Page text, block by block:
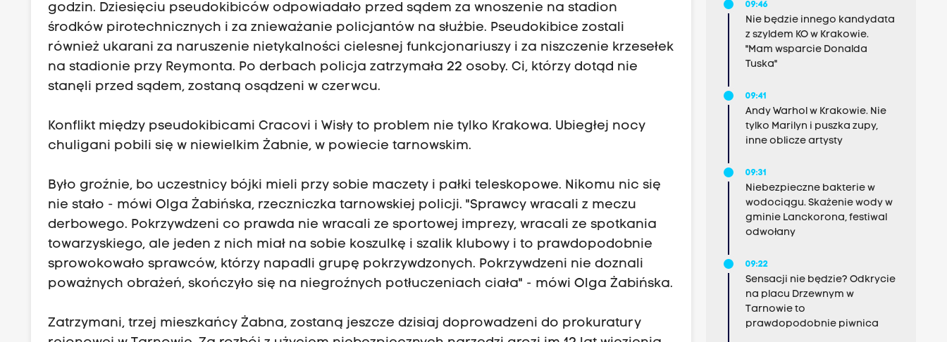
godzin. Dziesięciu pseudokibiców odpowiadało przed sądem za wnoszenie na stadion
środków pirotechnicznych i za znieważanie policjantów na służbie. Pseudokibice zostali
również ukarani za naruszenie nietykalności cielesnej funkcjonariuszy i za niszczenie krzesełek
na stadionie przy Reymonta. Po derbach policja zatrzymała 22 osoby. Ci, którzy dotąd nie
stanęli przed sądem, zostaną osądzeni w czerwcu.
Konflikt między pseudokibicami Cracovi i Wisły to problem nie tylko Krakowa. Ubiegłej nocy
chuligani pobili się w niewielkim Żabnie, w powiecie tarnowskim.
Było groźnie, bo uczestnicy bójki mieli przy sobie maczety i pałki teleskopowe. Nikomu nic się
nie stało - mówi Olga Żabińska, rzeczniczka tarnowskiej policji. "Sprawcy wracali z meczu
derbowego. Pokrzywdzeni co prawda nie wracali ze sportowej imprezy, wracali ze spotkania
towarzyskiego, ale jeden z nich miał na sobie koszulkę i szalik klubowy i to prawdopodobnie
sprowokowało sprawców, którzy napadli grupę pokrzywdzonych. Pokrzywdzeni nie doznali
poważnych obrażeń, skończyło się na niegroźnych potłuczeniach ciała" - mówi Olga Żabińska.
Zatrzymani, trzej mieszkańcy Żabna, zostaną jeszcze dzisiaj doprowadzeni do prokuratury
09:46
Nie będzie innego kandydata
z szyldem KO w Krakowie.
"Mam wsparcie Donalda
Tuska"
09:41
Andy Warhol w Krakowie. Nie
tylko Marilyn i puszka zupy,
inne oblicze artysty
09:31
Niebezpieczne bakterie w
wodociągu. Skażenie wody w
gminie Lanckorona, festiwal
odwołany
09:22
Sensacji nie będzie? Odkrycie
na placu Drzewnym w
Tarnowie to
prawdopodobnie piwnica